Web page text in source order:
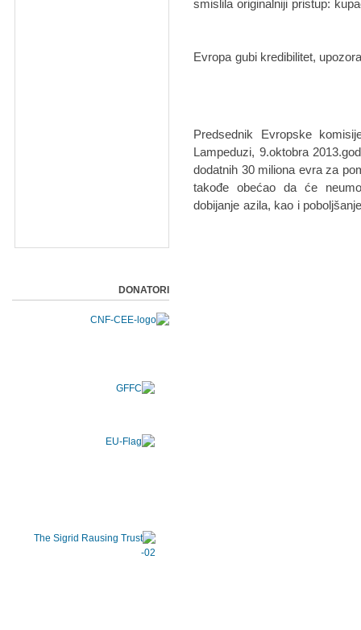
smislila originalniji pristup:
Evropa gubi kredibilitet,
Predsednik Evropske
Lampeduzi, 9.oktobra
dodatnih 30 miliona evra za
takođe obećao da će
dobijanje azila, kao i
DONATORI